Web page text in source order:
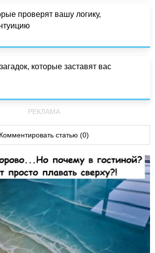
проверят вашу логику,
которые заставят вас
РЕКЛАМА
Комментировать статью (0)